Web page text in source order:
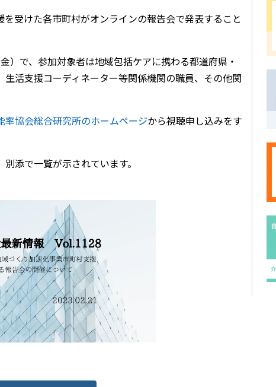
受けた各市町村がオンラインの報告会で発表すること
）で、参加対象者は地域包括ケアに携わる都道府県・
活支援コーディネーター等関係機関の職員、その他関
率協会総合研究所のホームページから視聴申し込みをす
添で一覧が示されています。